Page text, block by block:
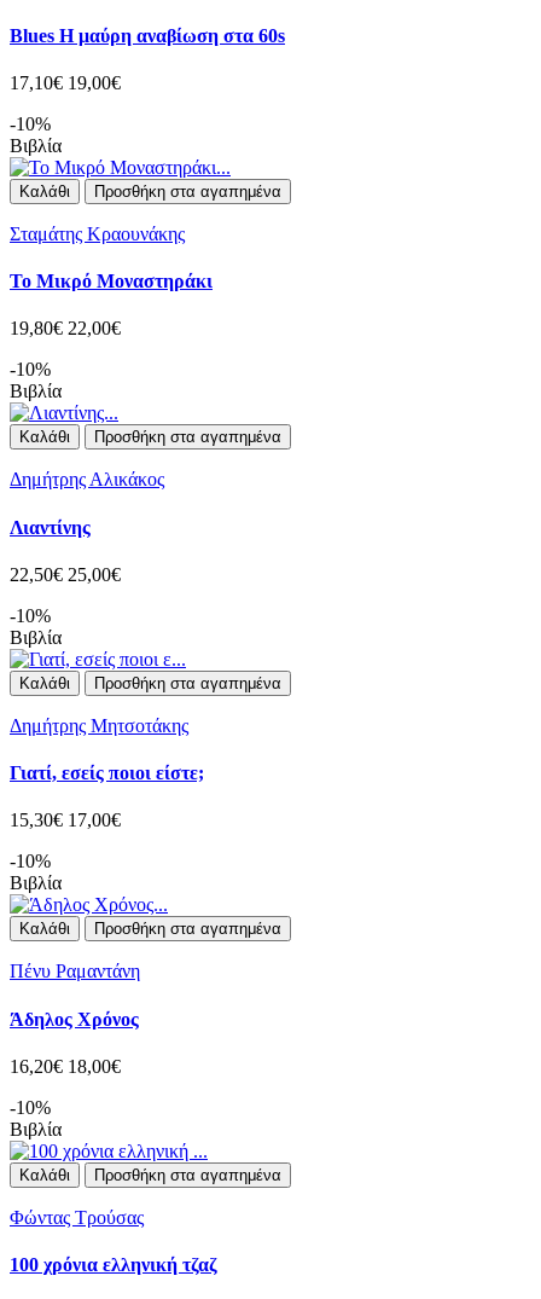
Blues Η μαύρη αναβίωση στα 60s
17,10€ 19,00€
-10%
Βιβλία
Καλάθι Προσθήκη στα αγαπημένα
Σταμάτης Κραουνάκης
Το Μικρό Μοναστηράκι
19,80€ 22,00€
-10%
Βιβλία
Καλάθι Προσθήκη στα αγαπημένα
Δημήτρης Αλικάκος
Λιαντίνης
22,50€ 25,00€
-10%
Βιβλία
Καλάθι Προσθήκη στα αγαπημένα
Δημήτρης Μητσοτάκης
Γιατί, εσείς ποιοι είστε;
15,30€ 17,00€
-10%
Βιβλία
Καλάθι Προσθήκη στα αγαπημένα
Πένυ Ραμαντάνη
Άδηλος Χρόνος
16,20€ 18,00€
-10%
Βιβλία
Καλάθι Προσθήκη στα αγαπημένα
Φώντας Τρούσας
100 χρόνια ελληνική τζαζ